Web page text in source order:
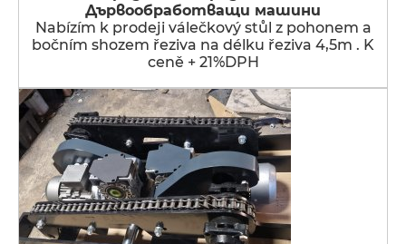
Дървообработващи машини
Nabízím k prodeji válečkový stůl z pohonem a
bočním shozem řeziva na délku řeziva 4,5m . K
ceně + 21%DPH